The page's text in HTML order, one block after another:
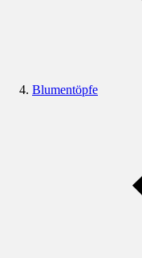
Blumentöpfe